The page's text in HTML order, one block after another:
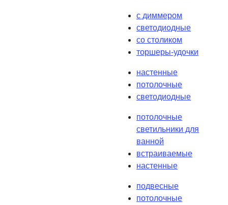
с диммером
светодиодные
со столиком
торшеры-удочки
настенные
потолочные
светодиодные
потолочные
светильники для
ванной
встраиваемые
настенные
подвесные
потолочные